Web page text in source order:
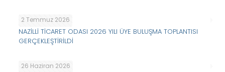
2 Temmuz 2026
NAZİLLİ TİCARET ODASI 2026 YILI ÜYE BULUŞMA TOPLANTISI
GERÇEKLEŞTİRİLDİ
26 Haziran 2026